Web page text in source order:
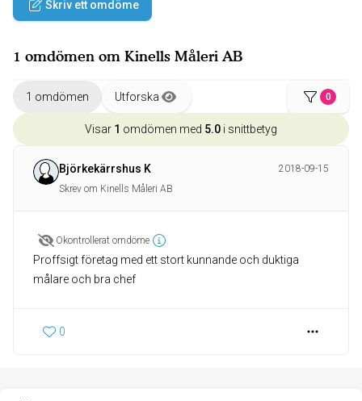
Skriv ett omdöme
1 omdömen om Kinells Måleri AB
1 omdömen Utforska 0
Visar 1 omdömen med 5.0 i snittbetyg
Björkekärrshus K
2018-09-15
Skrev om Kinells Måleri AB
Okontrollerat omdöme
Proffsigt företag med ett stort kunnande och duktiga
målare och bra chef
0